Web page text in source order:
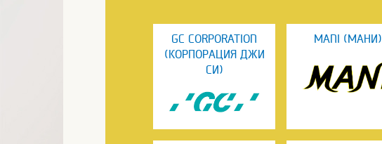
GC CORPORATION
(КОРПОРАЦИЯ ДЖИ
СИ)
MANI (МАНИ)